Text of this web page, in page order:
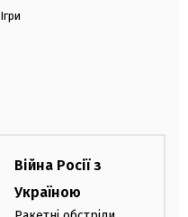
Ігри
Війна Росії з
Україною